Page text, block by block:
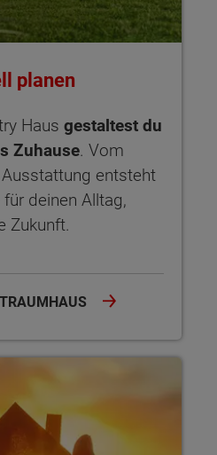
DIN 277
37.99
planen
Haus gestaltest du
Zuhause. Vom
entsteht
deinen Alltag,
Zukunft.
Hausbau-Schutzbrief bietet dir